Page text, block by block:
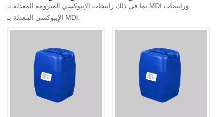
بما في ذلك راتنجات الإيبوكسي المبرومة المعدلة بـ MDI وراتنجات
الإيبوكسي المعدلة بـ MDI.